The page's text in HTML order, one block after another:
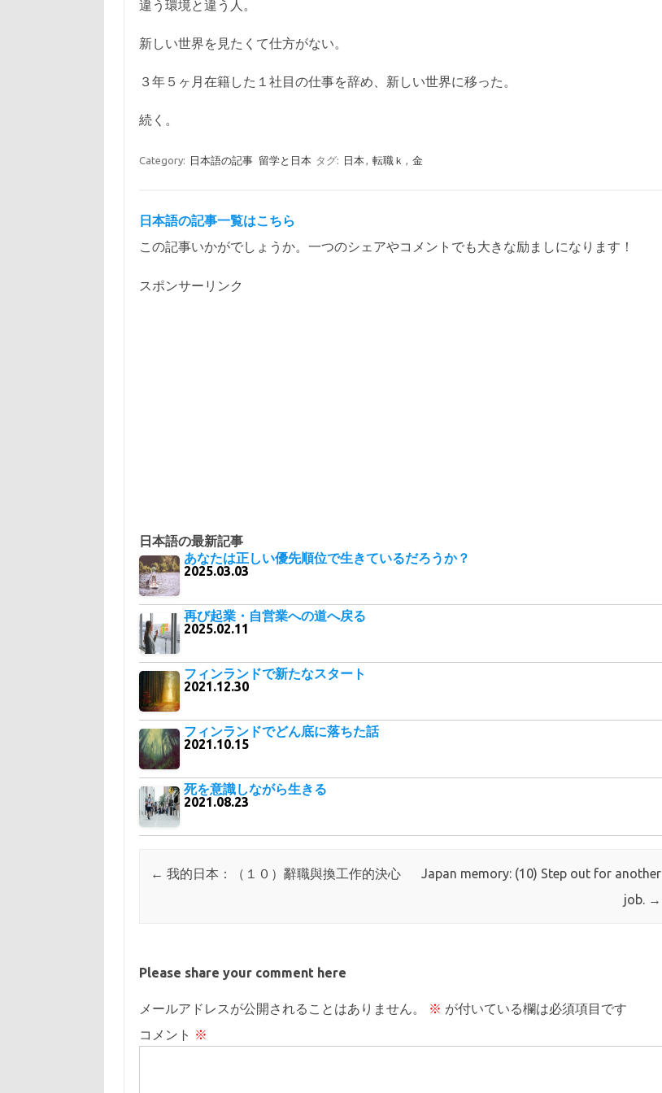
違う環境と違う人。
新しい世界を見たくて仕方がない。
３年５ヶ月在籍した１社目の仕事を辞め、新しい世界に移った。
続く。
Category: 日本語の記事 留学と日本 タグ: 日本, 転職ｋ , 金
日本語の記事一覧はこちら
この記事いかがでしょうか。一つのシェアやコメントでも大きな励ましになります！
スポンサーリンク
日本語の最新記事
あなたは正しい優先順位で生きているだろうか？
2025.03.03
再び起業・自営業への道へ戻る
2025.02.11
フィンランドで新たなスタート
2021.12.30
フィンランドでどん底に落ちた話
2021.10.15
死を意識しながら生きる
2021.08.23
Post navigation
← 我的日本：（１０）辭職與換工作的決心
Japan memory: (10) Step out for another
job. →
Please share your comment here
メールアドレスが公開されることはありません。 ※ が付いている欄は必須項目です
コメント ※